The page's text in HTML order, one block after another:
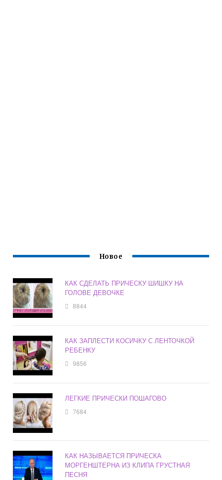
Новое
КАК СДЕЛАТЬ ПРИЧЕСКУ ШИШКУ НА
ГОЛОВЕ ДЕВОЧКЕ
8844
КАК ЗАПЛЕСТИ КОСИЧКУ С ЛЕНТОЧКОЙ
РЕБЕНКУ
9856
ЛЕГКИЕ ПРИЧЕСКИ ПОШАГОВО
7684
КАК НАЗЫВАЕТСЯ ПРИЧЕСКА
МОРГЕНШТЕРНА ИЗ КЛИПА ГРУСТНАЯ
ПЕСНЯ